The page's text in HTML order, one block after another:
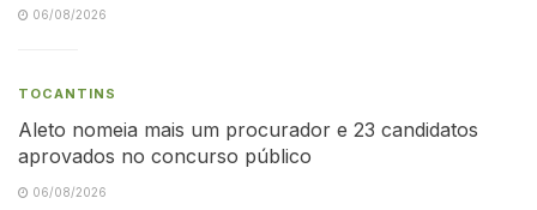
06/08/2026
TOCANTINS
Aleto nomeia mais um procurador e 23 candidatos
aprovados no concurso público
06/08/2026